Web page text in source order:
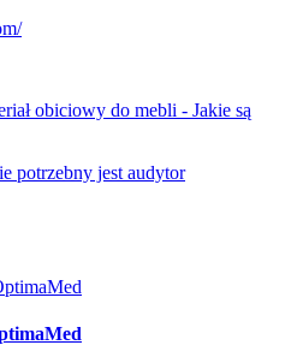
obiciowy do mebli - Jakie są
potrzebny jest audytor